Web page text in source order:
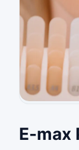
E-max